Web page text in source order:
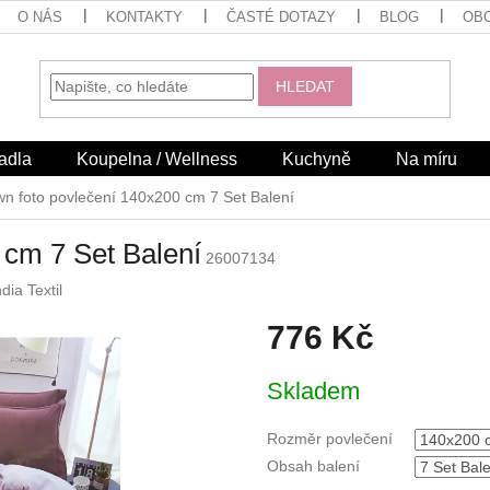
O NÁS KONTAKTY ČASTÉ DOTAZY BLOG
HLEDAT
Koupelna / Wellness Kuchyně Na míru
foto povlečení 140x200 cm 7 Set Balení
7 Set Balení 26007134
Textil
776 Kč
cena:
Skladem
Rozměr povlečení
Obsah balení